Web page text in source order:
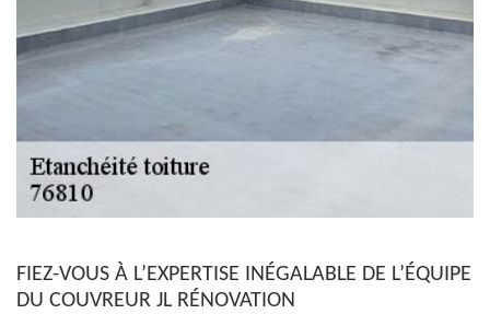
FIEZ-VOUS À L’EXPERTISE INÉGALABLE DE L’ÉQUIPE
DU COUVREUR JL RÉNOVATION